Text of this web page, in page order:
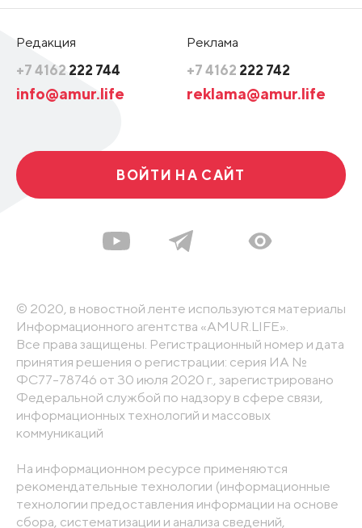
Редакция
+7 4162 222 744
info@amur.life
Реклама
+7 4162 222 742
reklama@amur.life
ВОЙТИ НА САЙТ
© 2020, в новостной ленте используются материалы
Информационного агентства «AMUR.LIFE».
Все права защищены. Регистрационный номер и дата
принятия решения о регистрации: серия ИА №
ФС77-78746 от 30 июля 2020 г., зарегистрировано
Федеральной службой по надзору в сфере связи,
информационных технологий и массовых
коммуникаций
На информационном ресурсе применяются
рекомендательные технологии (информационные
технологии предоставления информации на основе
сбора, систематизации и анализа сведений,